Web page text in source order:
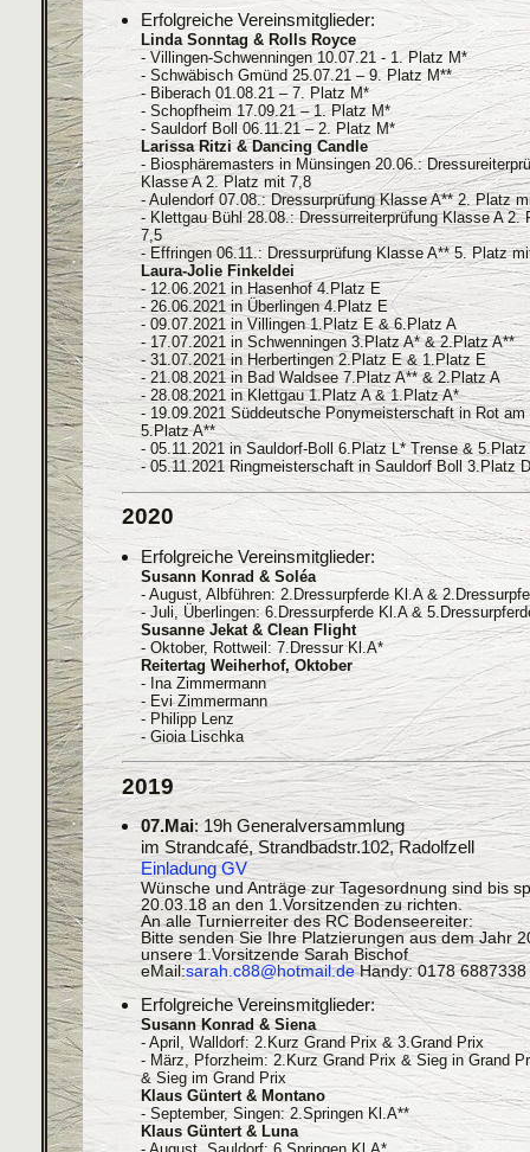
Erfolgreiche Vereinsmitglieder:
Linda Sonntag & Rolls Royce
- Villingen-Schwenningen 10.07.21 - 1. Platz M*
- Schwäbisch Gmünd 25.07.21 – 9. Platz M**
- Biberach 01.08.21 – 7. Platz M*
- Schopfheim 17.09.21 – 1. Platz M*
- Sauldorf Boll 06.11.21 – 2. Platz M*
Larissa Ritzi & Dancing Candle
- Biosphäremasters in Münsingen 20.06.:
Klasse A 2. Platz mit 7,8
- Aulendorf 07.08.: Dressurprüfung Klasse A** 2. Platz
- Klettgau Bühl 28.08.: Dressurreiterprüfung Klasse A 2.
7,5
- Effringen 06.11.: Dressurprüfung Klasse A** 5. Platz
Laura-Jolie Finkeldei
- 12.06.2021 in Hasenhof 4.Platz E
- 26.06.2021 in Überlingen 4.Platz E
- 09.07.2021 in Villingen 1.Platz E & 6.Platz A
- 17.07.2021 in Schwenningen 3.Platz A* & 2.Platz A**
- 31.07.2021 in Herbertingen 2.Platz E & 1.Platz E
- 21.08.2021 in Bad Waldsee 7.Platz A** & 2.Platz A
- 28.08.2021 in Klettgau 1.Platz A & 1.Platz A*
- 19.09.2021 Süddeutsche Ponymeisterschaft in Rot am
5.Platz A**
- 05.11.2021 in Sauldorf-Boll 6.Platz L* Trense & 5.Platz
- 05.11.2021 Ringmeisterschaft in Sauldorf Boll 3.Platz
2020
Erfolgreiche Vereinsmitglieder:
Susann Konrad & Soléa
- August, Albführen: 2.Dressurpferde Kl.A &
- Juli, Überlingen: 6.Dressurpferde Kl.A &
Susanne Jekat & Clean Flight
- Oktober, Rottweil: 7.Dressur Kl.A*
Reitertag Weiherhof, Oktober
- Ina Zimmermann
- Evi Zimmermann
- Philipp Lenz
- Gioia Lischka
2019
07.Mai: 19h Generalversammlung
im Strandcafé, Strandbadstr.102, Radolfzell
Einladung GV
Wünsche und Anträge zur Tagesordnung sind bis
20.03.18 an den 1.Vorsitzenden zu richten.
An alle Turnierreiter des RC Bodenseereiter:
Bitte senden Sie Ihre Platzierungen aus dem Jahr
unsere 1.Vorsitzende Sarah Bischof
eMail:sarah.c88@hotmail.deHandy: 0178 6887338
Erfolgreiche Vereinsmitglieder:
Susann Konrad & Siena
- April, Walldorf: 2.Kurz Grand Prix & 3.Grand Prix
- März, Pforzheim: 2.Kurz Grand Prix & Sieg in Grand
& Sieg im Grand Prix
Klaus Güntert & Montano
- September, Singen: 2.Springen Kl.A**
Klaus Güntert & Luna